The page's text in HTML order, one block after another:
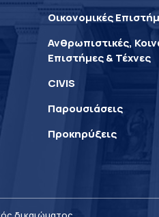
Οικονομικές
Ανθρωπιστικές,
Επιστήμες & Τέχνες
CIVIS
Παρουσιάσεις
Προκηρύξεις